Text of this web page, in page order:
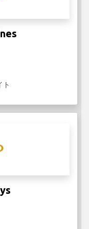
ト